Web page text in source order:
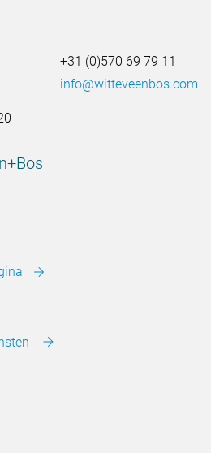
+31 (0)570 69 79 11
info@witteveenbos.com